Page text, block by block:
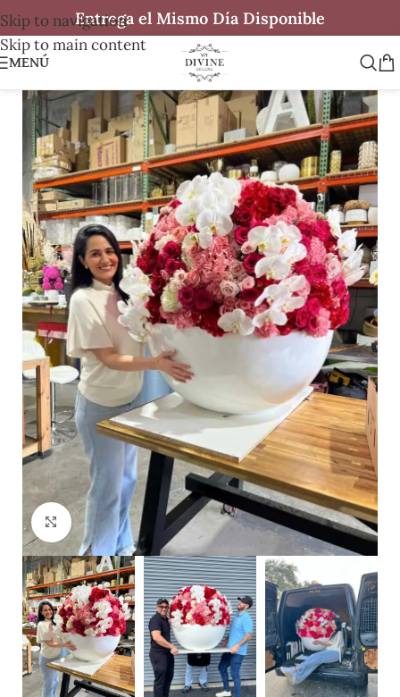
Skip to navigation
Skip to main content
Entrega el Mismo Día Disponible
MENÚ
Clic para ampliar